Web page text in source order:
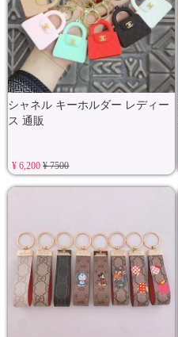
シャネル キーホルダー レディー
ス 通販
¥ 6,200¥ 7500